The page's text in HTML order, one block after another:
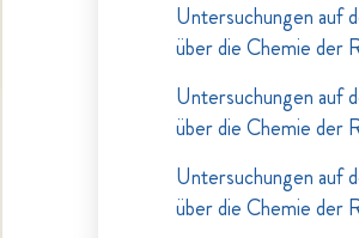
Untersuchungen auf
über die Chemie der
Untersuchungen auf
über die Chemie der
Untersuchungen auf
über die Chemie der